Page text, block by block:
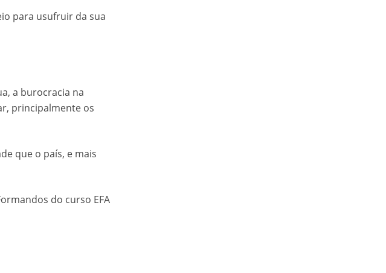
para usufruir da sua
a burocracia na
principalmente os
que o país, e mais
do curso EFA